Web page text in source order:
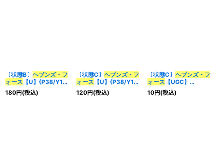
〔状態B〕 ヘブンズ・フ
ォース 【U】{P38/Y17}
《光》
180円(税込)
〔状態C〕 ヘブンズ・フ
ォース 【U】{P38/Y17}
《光》
120円(税込)
〔状態C〕 ヘブンズ・フ
ォース 【UGC】
{RP09G1/G7}《光》
10円(税込)